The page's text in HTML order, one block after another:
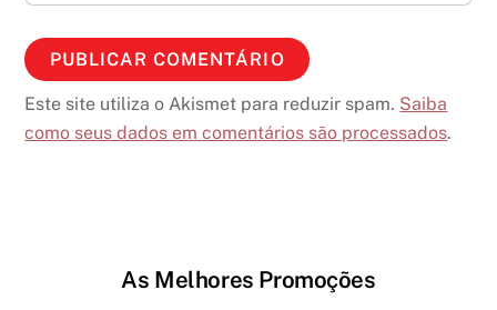
Este site utiliza o Akismet para reduzir spam. Saiba
como seus dados em comentários são processados.
As Melhores Promoções